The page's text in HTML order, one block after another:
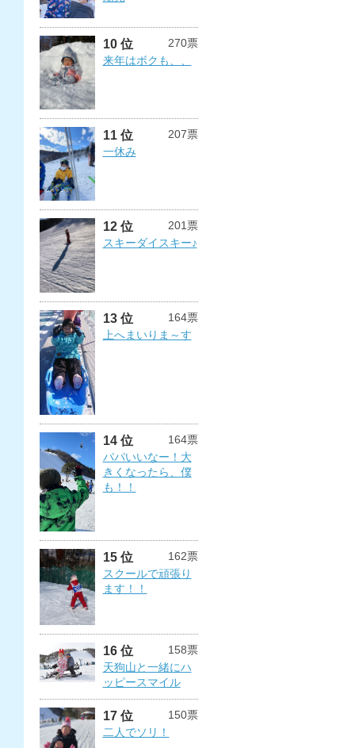
10 位
270票
来年はボクも、、
11 位
207票
一休み
12 位
201票
スキーダイスキー♪
13 位
164票
上へまいりま～す
14 位
164票
パパいいなー！大
きくなったら、僕
も！！
15 位
162票
スクールで頑張り
ます！！
16 位
158票
天狗山と一緒にハ
ッピースマイル
17 位
150票
二人でソリ！